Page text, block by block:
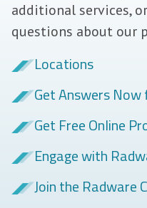
additional services,
questions about our
Locations
Get Answers
Get Free Online
Engage with
Join the Radware